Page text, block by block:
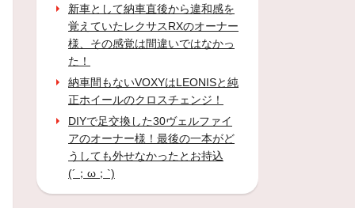
新車として納車直後から違和感を
覚えていたレクサスRXのオーナー
様、その感覚は間違いではなかっ
た！
納車間もないVOXYはLEONISと純
正ホイールのクロスチェンジ！
DIYで足交換した30ヴェルファイ
アのオーナー様！最後の一本がど
うしても外せなかったとお持込
(´；ω；`)